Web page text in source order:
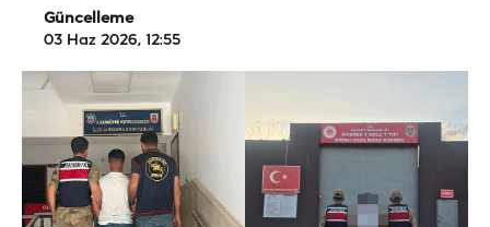
Güncelleme
03 Haz 2026, 12:55